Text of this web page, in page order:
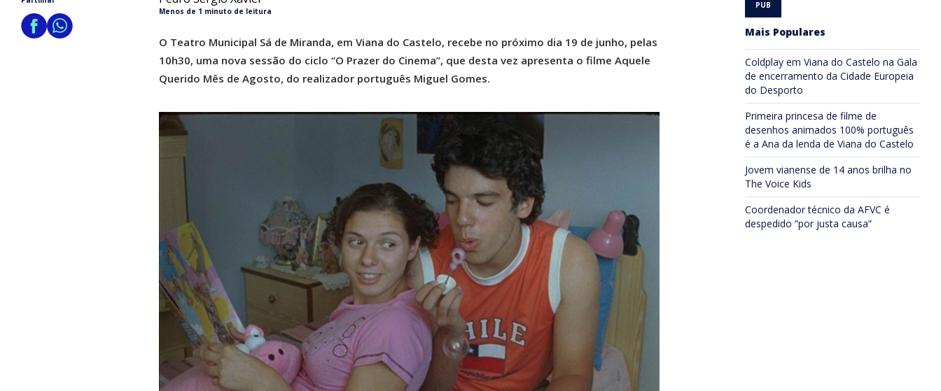
Menos de 1 minuto de leitura
O Teatro Municipal Sá de Miranda, em Viana do Castelo, recebe no próximo dia 19 de junho, pelas
10h30, uma nova sessão do ciclo “O Prazer do Cinema”, que desta vez apresenta o filme Aquele
Querido Mês de Agosto, do realizador português Miguel Gomes.
Mais Populares
Coldplay em Viana do Castelo na Gala
de encerramento da Cidade Europeia
do Desporto
Primeira princesa de filme de
desenhos animados 100% português
é a Ana da lenda de Viana do Castelo
Jovem vianense de 14 anos brilha no
The Voice Kids
Coordenador técnico da AFVC é
despedido “por justa causa”